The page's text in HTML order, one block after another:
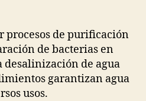
procesos de purificación
de bacterias en
desalinización de agua
garantizan agua
usos.